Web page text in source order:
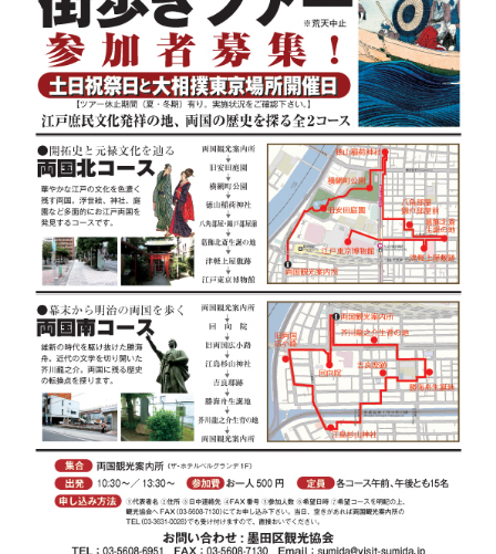
このページの先頭へ
江戸川区時間 墨田区時間 葛飾区時間
表示： PC| モバイル
© 2013 art blue Inc.